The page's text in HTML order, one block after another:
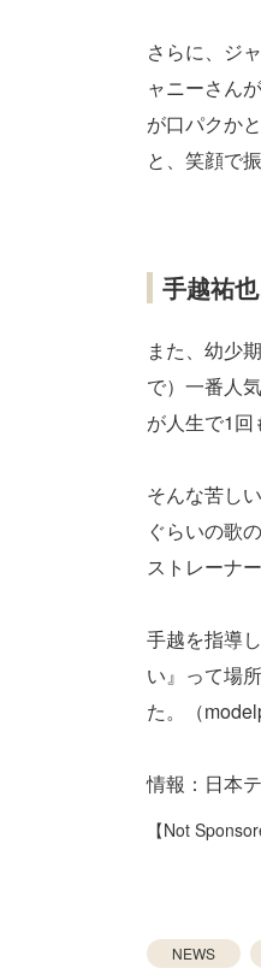
さらに、ジ
ャニーさん
が口パクか
と、笑顔で
手越祐
また、幼少
で）一番人
が人生で1回
そんな苦し
ぐらいの歌
ストレーナ
手越を指導
い』って場
た。（
情報：日本
【Not
NEWS